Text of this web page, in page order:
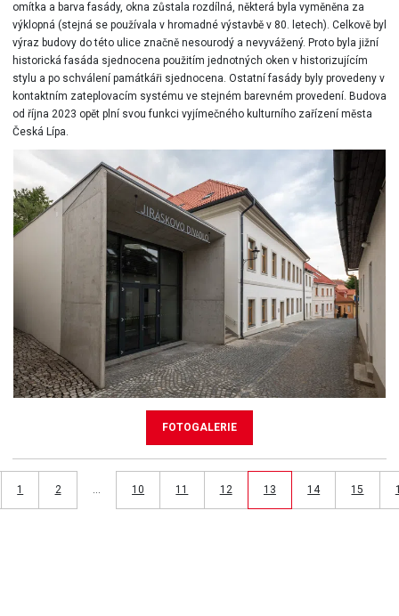
FOTOGALERIE
omítka a barva fasády, okna zůstala rozdílná, některá byla vyměněna za
výklopná (stejná se používala v hromadné výstavbě v 80. letech). Celkově byl
výraz budovy do této ulice značně nesourodý a nevyvážený. Proto byla jižní
historická fasáda sjednocena použitím jednotných oken v historizujícím
stylu a po schválení památkáři sjednocena. Ostatní fasády byly provedeny v
kontaktním zateplovacím systému ve stejném barevném provedení. Budova
od října 2023 opět plní svou funkci vyjímečného kulturního zařízení města
Česká Lípa.
1 2 … 10 11 12 13 14 15